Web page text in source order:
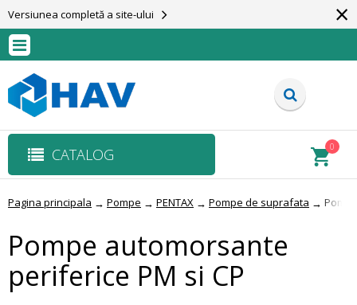
Versiunea completă a site-ului ×
CATALOG 0
Pagina principala → Pompe → PENTAX → Pompe de suprafata →
Pompe automorsante
periferice PM si CP